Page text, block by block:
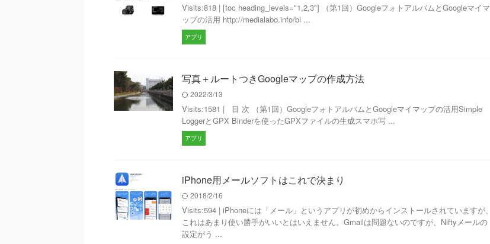
Visits:818 | [toc heading_levels="1,2,3"] （第1回）GoogleフォトアルバムとGoogleマイマ
ップの活用 http://medialabo.info/bl ...
アプリ
写真＋ルートつきGoogleマップの作成方法
2022/3/13
Visits:1581 | 目 次 （第1回）GoogleフォトアルバムとGoogleマイマップの活用Simple
LoggerとGPX Binderを使ったGPXファイルの生成スマホ写 ...
アプリ
iPhone用メールソフトはこれで決まり
2018/2/16
Visits:594 | iPhoneには「メール」というアプリが初めからインストールされていますが、
これはあまり使い勝手がいいとはいえません。Gmailは問題ないのですが、Niftyメールの
設定がう ...